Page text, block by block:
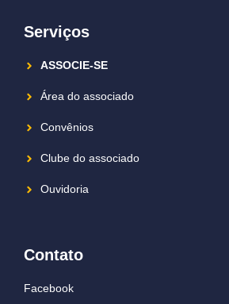
Serviços
ASSOCIE-SE
Área do associado
Convênios
Clube do associado
Ouvidoria
Contato
Facebook